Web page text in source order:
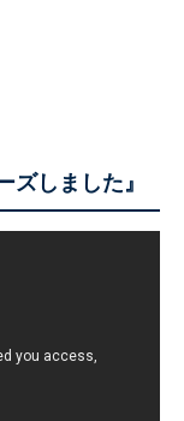
ズしました』